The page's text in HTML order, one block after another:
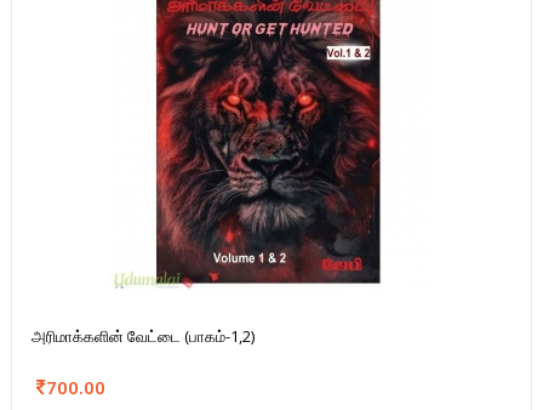
அரிமாக்களின் வேட்டை (பாகம்-1,2)
700.00